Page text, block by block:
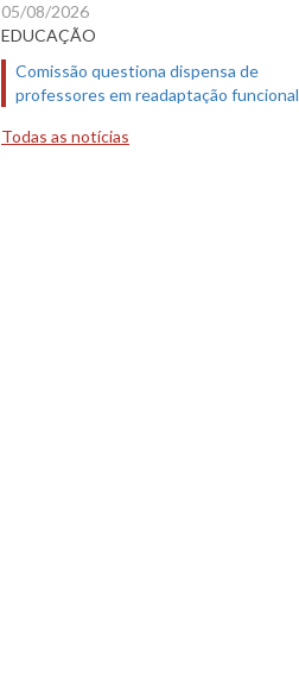
05/08/2026
EDUCAÇÃO
Comissão questiona dispensa de
professores em readaptação funcional
Todas as notícias